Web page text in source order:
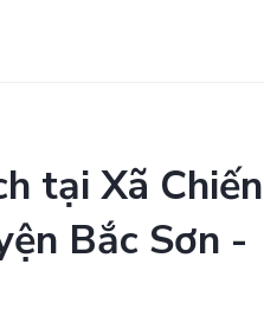
tại Xã Chiến
Bắc Sơn -